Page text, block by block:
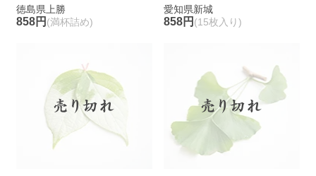
徳島県上勝
858円 (満杯詰め)
愛知県新城
858円 (15枚入り)